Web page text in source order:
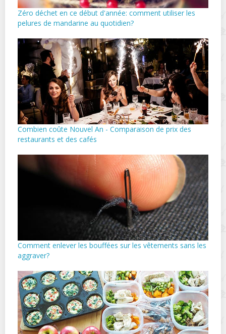
Zéro déchet en ce début d'année: comment utiliser les
pelures de mandarine au quotidien?
Combien coûte Nouvel An - Comparaison de prix des
restaurants et des cafés
Comment enlever les bouffées sur les vêtements sans les
aggraver?